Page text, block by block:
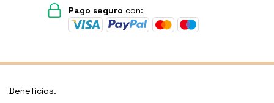
Pago seguro con:
Beneficios.